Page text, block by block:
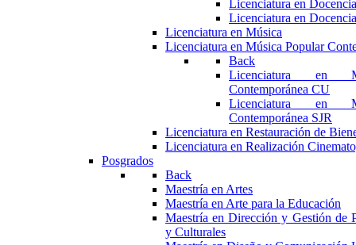
Licenciatura en
Licenciatura en
Licenciatura en Música
Licenciatura en Música Popular
Back
Licenciatura en
Contemporánea CU
Licenciatura en
Contemporánea SJR
Licenciatura en Restauración de
Licenciatura en Realización
Posgrados
Back
Maestría en Artes
Maestría en Arte para la Educación
Maestría en Dirección y Gestión de
y Culturales